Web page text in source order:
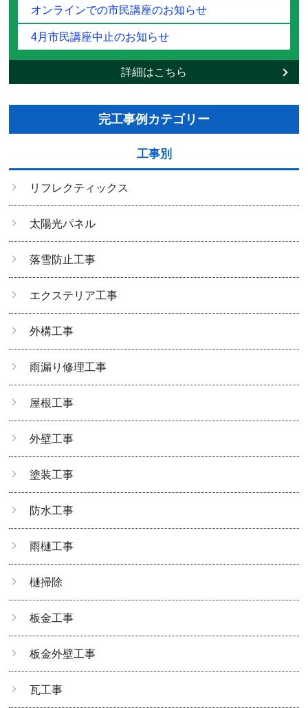
オンラインでの市民講座のお知らせ
4月市民講座中止のお知らせ
詳細はこちら
完工事例カテゴリー
工事別
リフレクティックス
太陽光パネル
落雪防止工事
エクステリア工事
外構工事
雨漏り修理工事
屋根工事
外壁工事
塗装工事
防水工事
雨樋工事
樋掃除
板金工事
板金外壁工事
瓦工事